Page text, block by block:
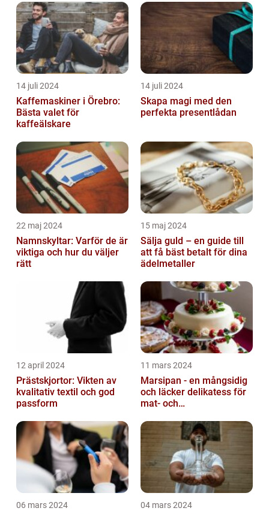
14 juli 2024
Kaffemaskiner i Örebro:
Bästa valet för
kaffeälskare
14 juli 2024
Skapa magi med den
perfekta presentlådan
22 maj 2024
Namnskyltar: Varför de är
viktiga och hur du väljer
rätt
15 maj 2024
Sälja guld – en guide till
att få bäst betalt för dina
ädelmetaller
12 april 2024
Prästskjortor: Vikten av
kvalitativ textil och god
passform
11 mars 2024
Marsipan - en mångsidig
och läcker delikatess för
mat- och
06 mars 2024 04 mars 2024